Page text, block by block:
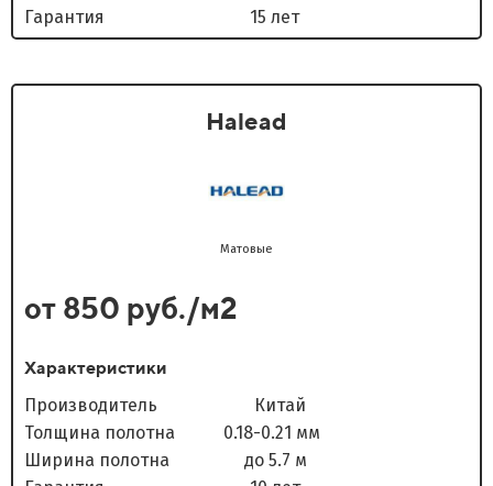
Гарантия 15 лет
Halead
Матовые
от 850 руб./м2
Характеристики
Производитель Китай
Толщина полотна 0.18-0.21 мм
Ширина полотна до 5.7 м